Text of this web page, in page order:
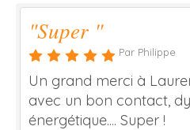
"Super "
Par Philippe
Un grand merci à
avec un bon contact,
énergétique.... Super !